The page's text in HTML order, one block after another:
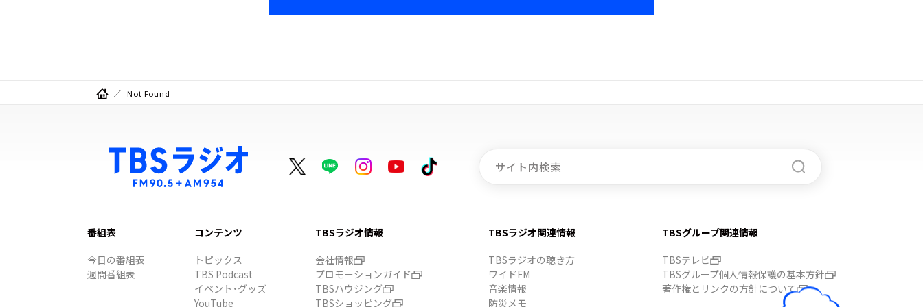
Not Found
番組表
今日の番組表
週間番組表
コンテンツ
トピックス
TBS Podcast
イベント・グッズ
YouTube
TBSラジオ情報
会社情報
プロモーションガイド
TBSハウジング
TBSショッピング
TBSラジオ関連情報
TBSラジオの聴き方
ワイドFM
音楽情報
防災メモ
TBSグループ関連情報
TBSテレビ
TBSグループ個人情報保護の基本方針
著作権とリンクの方針について